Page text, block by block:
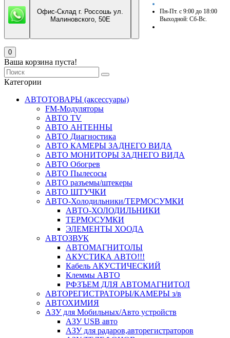
Офис-Склад г. Россошь ул.
Малиновского, 50Е
Пн-Пт. с 9:00 до 18:00
Выходной: Сб-Вс.
0
Ваша корзина пуста!
Категории
АВТОТОВАРЫ (аксессуары)
FM-Модуляторы
АВТО TV
АВТО АНТЕННЫ
АВТО Диагностика
АВТО КАМЕРЫ ЗАДНЕГО ВИДА
АВТО МОНИТОРЫ ЗАДНЕГО ВИДА
АВТО Обогрев
АВТО Пылесосы
АВТО разъемы/штекеры
АВТО ШТУЧКИ
АВТО-Холодильники/ТЕРМОСУМКИ
АВТО-ХОЛОДИЛЬНИКИ
ТЕРМОСУМКИ
ЭЛЕМЕНТЫ ХООДА
АВТОЗВУК
АВТОМАГНИТОЛЫ
АКУСТИКА АВТО!!!
Кабель АКУСТИЧЕСКИЙ
Клеммы АВТО
РФЗЪЕМ ДЛЯ АВТОМАГНИТОЛ
АВТОРЕГИСТРАТОРЫ/КАМЕРЫ з/в
АВТОХИМИЯ
АЗУ для Мобильных/Авто устройств
АЗУ USB авто
АЗУ для радаров,авторегистраторов